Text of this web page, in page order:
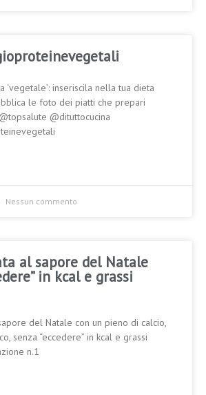
‘vegetale’: inseriscila nella tua dieta
le foto dei piatti che prepari
@dituttocucina
Nessun commento
al sapore del Natale
in kcal e grassi
del Natale con un pieno di calcio,
senza “eccedere” in kcal e grassi
n.1